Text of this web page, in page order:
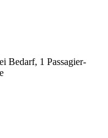
Bedarf, 1 Passagier-